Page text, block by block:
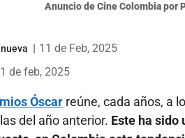
Anuncio de Cine Colombia por
11 de Feb, 2025
de feb, 2025
Óscar reúne, cada años, a
del año anterior. Este ha sido